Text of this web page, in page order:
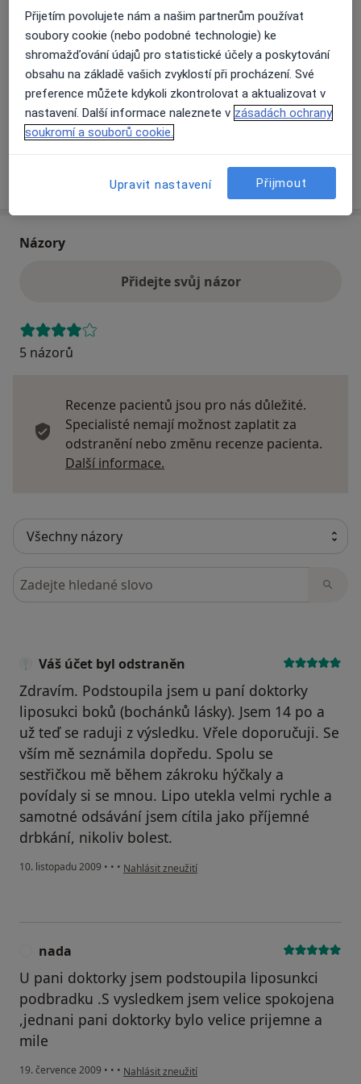
Přiblížit mapuse otevře v nové záložce
Dostupnost
Na této adrese online kalendář není aktivní
Co mám v takové situaci udělat?
o adrese
Názory
Přidejte svůj názor
5 názorů
Recenze pacientů jsou pro nás důležité.
Specialisté nemají možnost zaplatit za
odstranění nebo změnu recenze pacienta.
Další informace.
Hledejte v názorech
Váš účet byl odstraněn
Zdravím. Podstoupila jsem u paní doktorky
liposukci boků (bochánků lásky). Jsem 14 po a
už teď se raduji z výsledku. Vřele doporučuji. Se
vším mě seznámila dopředu. Spolu se
sestřičkou mě během zákroku hýčkaly a
povídaly si se mnou. Lipo utekla velmi rychle a
samotné odsávání jsem cítila jako příjemné
drbkání, nikoliv bolest.
10. listopadu 2009 • • • podle názoru uživatele Váš účet byl odstraněn
Nahlásit zneužití
nada
U pani doktorky jsem podstoupila liposunkci
podbradku .S vysledkem jsem velice spokojena
,jednani pani doktorky bylo velice prijemne a
mile
19. července 2009 • • • podle názoru uživatele nada
Nahlásit zneužití
Přijetím povolujete nám a našim partnerům používat
soubory cookie (nebo podobné technologie) ke
shromažďování údajů pro statistické účely a poskytování
obsahu na základě vašich zvyklostí při procházení. Své
preference můžete kdykoli zkontrolovat a aktualizovat v
nastavení. Další informace naleznete v zásadách ochrany
soukromí a souborů cookie.
Upravit nastavení Přijmout